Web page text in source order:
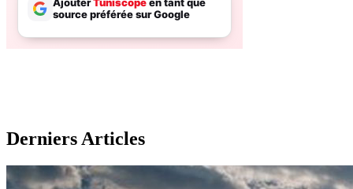
Derniers Articles